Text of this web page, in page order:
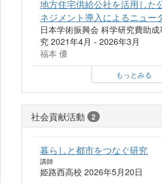
地方住宅供給公社を活用した
ネジメント導入によるニュー
日本学術振興会 科学研究費助
究 2021年4月 - 2026年3月
福本 優
もっとみる
社会貢献活動 2
暮らしと都市をつなぐ研究
講師
姫路西高校 2026年5月20日